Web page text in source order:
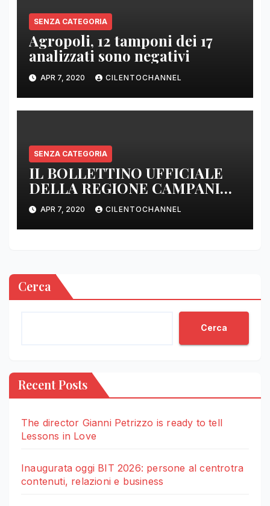
SENZA CATEGORIA
Agropoli, 12 tamponi dei 17
analizzati sono negativi
APR 7, 2020 CILENTOCHANNEL
SENZA CATEGORIA
IL BOLLETTINO UFFICIALE
DELLA REGIONE CAMPANIA
DELLE ORE 22.00
APR 7, 2020 CILENTOCHANNEL
Cerca
Cerca
Recent Posts
The director Gianni Petrizzo is ready to tell
Lessons in Love
Inaugurata oggi BIT 2026: persone al centrotra
contenuti, relazioni e business